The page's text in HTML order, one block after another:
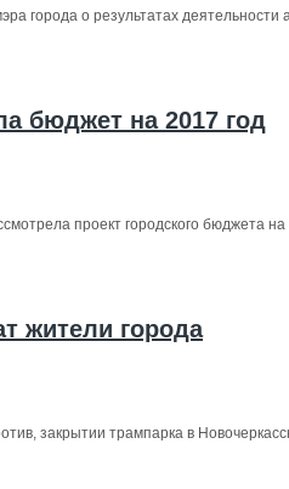
города о результатах деятельности
бюджет на 2017 год
проект городского бюджета
жители города
закрытии трампарка в